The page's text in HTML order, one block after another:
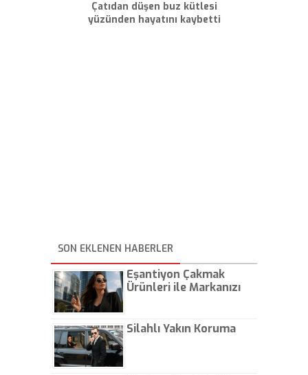
Çatıdan düşen buz kütlesi
yüzünden hayatını kaybetti
SON EKLENEN HABERLER
Eşantiyon Çakmak
Ürünleri ile Markanızı
Silahlı Yakın Koruma